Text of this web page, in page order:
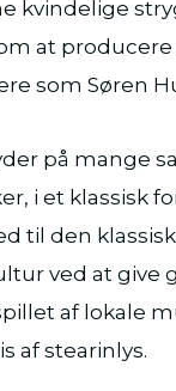
kvindelige
at
som Søren
på mange
i et klassisk
til den
ved at
af lokale
af stearinlys.